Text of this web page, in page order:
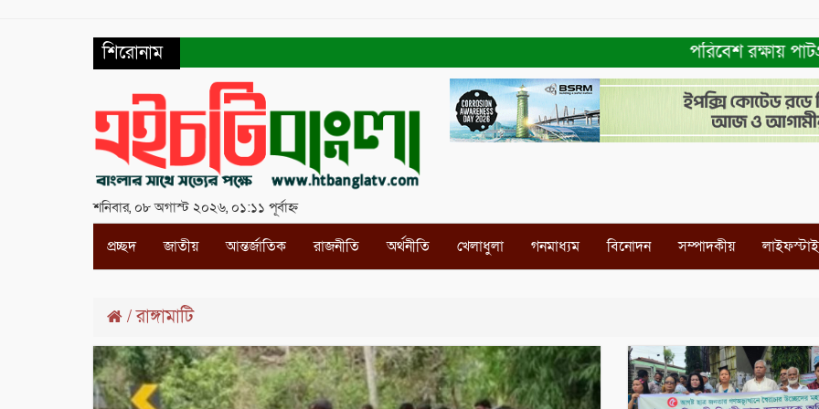
শিরোনাম পরিবেশ রক্ষায়
শনিবার, ০৮ অগাস্ট ২০২৬, ০১:১১ পূর্বাহ্ন
প্রচ্ছদ জাতীয় আন্তর্জাতিক রাজনীতি অর্থনীতি খেলাধুলা গনমাধ্যম বিনোদন সম্পাদকীয়
/রাঙ্গামাটি